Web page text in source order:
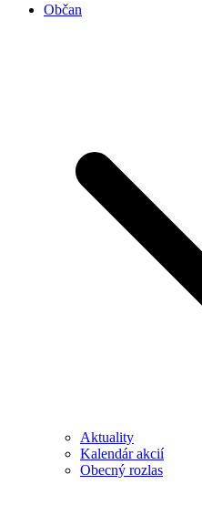
Občan
Aktuality
Kalendár akcií
Obecný rozlas